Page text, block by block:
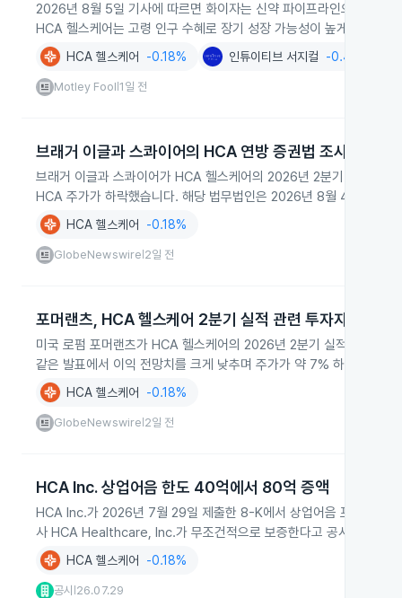
2026년 8월 5일 기사에 따르면 화이자는 신약 파이프라인으로 향후
HCA 헬스케어는 고령 인구 수혜로 장기 성장 가능성이 높게 평가됐습
HCA 헬스케어 -0.18% 인튜이티브 서지컬 -0.40%
Motley Fool 1일 전
브래거 이글과 스콰이어의 HCA 연방 증권법 조사 착수
브래거 이글과 스콰이어가 HCA 헬스케어의 2026년 2분기 실적 하
HCA 주가가 하락했습니다. 해당 법무법인은 2026년 8월 4일 HCA
HCA 헬스케어 -0.18%
GlobeNewswire 2일 전
포머랜츠, HCA 헬스케어 2분기 실적 관련 투자자 조사
미국 로펌 포머랜츠가 HCA 헬스케어의 2026년 2분기 실적 발표를
같은 발표에서 이익 전망치를 크게 낮추며 주가가 약 7% 하락했습니
HCA 헬스케어 -0.18%
GlobeNewswire 2일 전
HCA Inc. 상업어음 한도 40억에서 80억 증액
HCA Inc.가 2026년 7월 29일 제출한 8-K에서 상업어음 프로그램
사 HCA Healthcare, Inc.가 무조건적으로 보증한다고 공시했습니다.
HCA 헬스케어 -0.18%
공시 26.07.29